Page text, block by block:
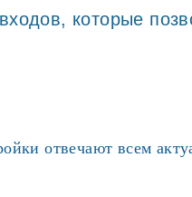
которые
отвечают всем